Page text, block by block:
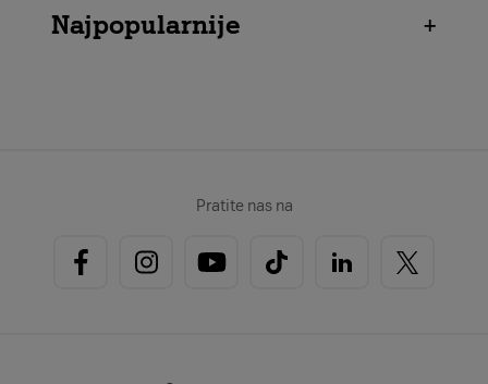
Najpopularnije
+
Pratite nas na